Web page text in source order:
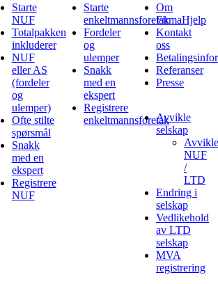
Starte
NUF
Totalpakken
inkluderer
NUF
eller AS
(fordeler
og
ulemper)
Ofte stilte
spørsmål
Snakk
med en
ekspert
Registrere
NUF
Starte
enkeltmannsforetak
Fordeler
og
ulemper
Snakk
med en
ekspert
Registrere
enkeltmannsforetak
Om
FirmaHjelp
Kontakt
oss
Referanser
Presse
Avvikle
selskap
NUF
/
LTD
Endring i
selskap
Vedlikehold
av LTD
selskap
MVA
registrering